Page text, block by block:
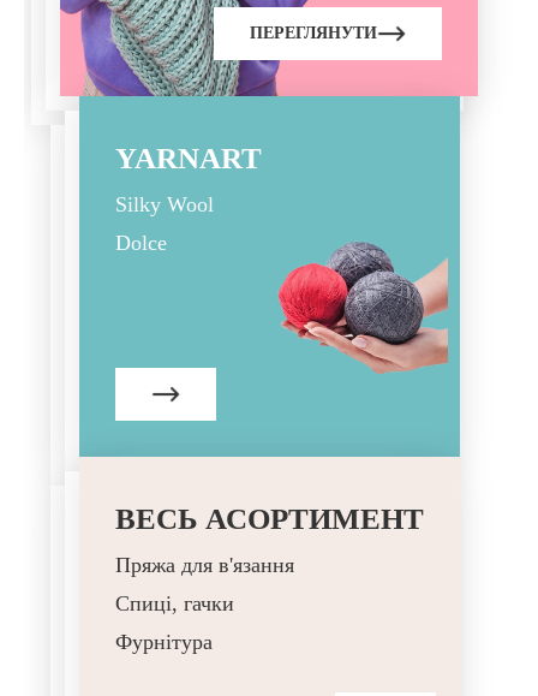
ПЕРЕГЛЯНУТИ
YARNART
Silky Wool
Dolce
ВЕСЬ АСОРТИМЕНТ
Пряжа для в'язання
Спиці, гачки
Фурнітура